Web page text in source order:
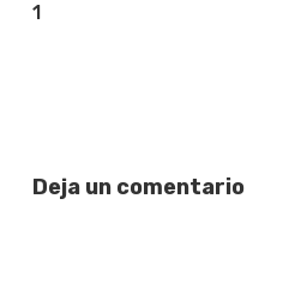
1
Deja un comentario